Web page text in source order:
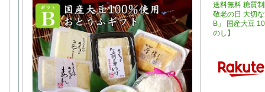
送料無料 糖質
敬老の日 大切
B」 国産大豆
のし】